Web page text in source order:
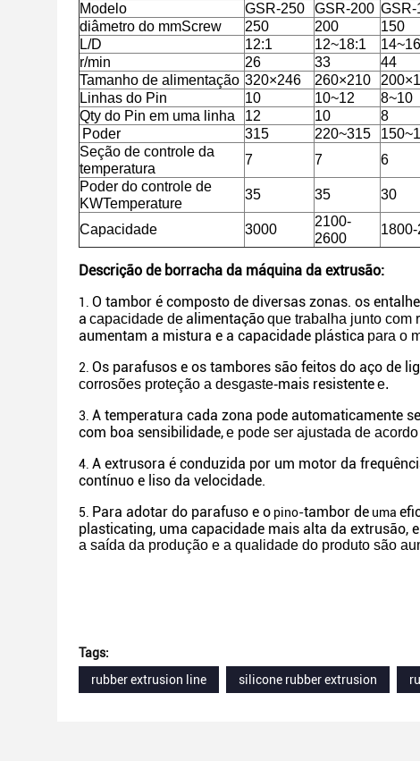
Modelo GSR-250 GSR-200 GSR-
diâmetro do mmScrew
250 200 150
L/D
12:1 12~18:1
r/min
26 33 44
Tamanho de alimentação 320×246 260×210
Linhas do Pin
10 10~12 8~10
Qty do Pin em uma linha
12 10 8
Poder
315 220~315
Seção de controle da
temperatura
7 7 6
Poder do controle de
KWTemperature
35 35 30
Capacidade 3000
2100-
2600
Descrição de borracha da máquina da extrusão:
1. O tambor é composto de diversas zonas. os
a capacidade dealimentaçãoque trabalha junto com
aumentam a mistura e a capacidade plástica para o
2. Os parafusos e os tambores são feitos do aço de
corrosões proteção a desgaste-mais resistentee.
3. A temperatura cada zona pode automaticamente
com boa sensibilidade,e pode ser ajustada de
4. A extrusora é conduzida por um motor da
contínuo e liso da velocidade.
5. Para adotar do parafuso e o pino-tambor de uma
plasticating, uma capacidade mais alta da extrusão,
a saída da produção e a qualidade do produto são
Tags:
rubber extrusion line
silicone rubber extrusion